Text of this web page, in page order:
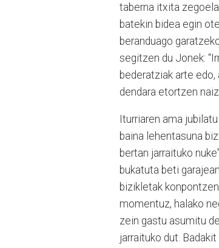
taberna itxita
batekin bidea egin
beranduago
segitzen du Jonek:
bederatziak arte
dendara etortzen
Iturriaren ama
baina lehentasuna
bertan jarraituko
bukatuta beti
bizikletak
momentuz, halako
zein gastu asumitu
jarraituko dut.